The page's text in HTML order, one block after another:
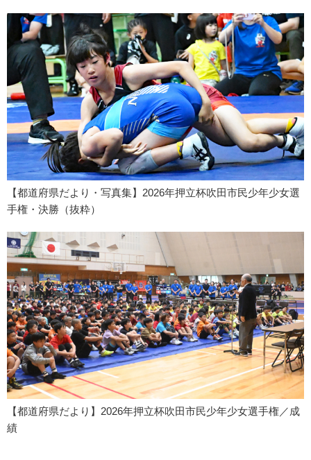
【都道府県だより・写真集】2026年押立杯吹田市民少年少女選
手権・決勝（抜粋）
【都道府県だより】2026年押立杯吹田市民少年少女選手権／成
績